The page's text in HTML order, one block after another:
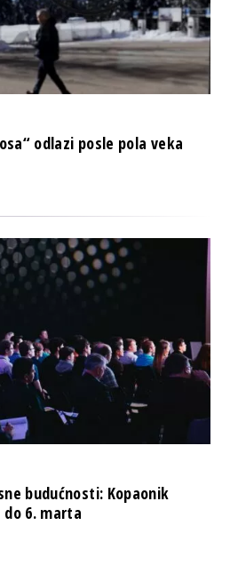
odlazi posle pola veka
budućnosti: Kopaonik
do 6. marta